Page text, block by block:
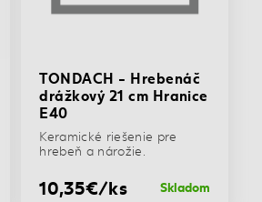
TONDACH - Hrebenáč
drážkový 21 cm Hranice
E40
Keramické riešenie pre
hrebeň a nárožie.
10,35€/ks Skladom